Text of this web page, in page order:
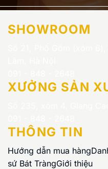
SHOWROOM
XƯỞNG SẢN
THÔNG TIN
Hướng dẫn mua hàng
sứ Bát TràngGiới thiệu